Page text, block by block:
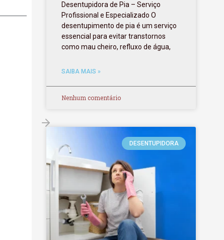
Desentupidora de Pia – Serviço
Profissional e Especializado O
desentupimento de pia é um serviço
essencial para evitar transtornos
como mau cheiro, refluxo de água,
SAIBA MAIS »
Nenhum comentário
DESENTUPIDORA